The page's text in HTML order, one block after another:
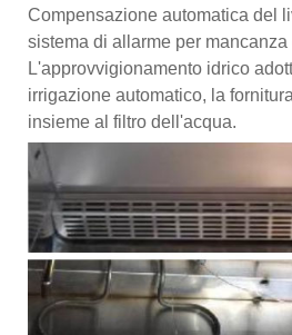
Compensazione automatica del
sistema di allarme per mancanza
L'approvvigionamento idrico
irrigazione automatico, la
insieme al filtro dell'acqua.